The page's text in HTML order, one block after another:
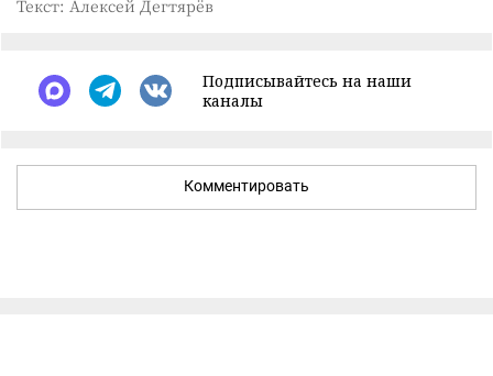
Текст: Алексей Дегтярёв
Подписывайтесь на наши
каналы
Комментировать